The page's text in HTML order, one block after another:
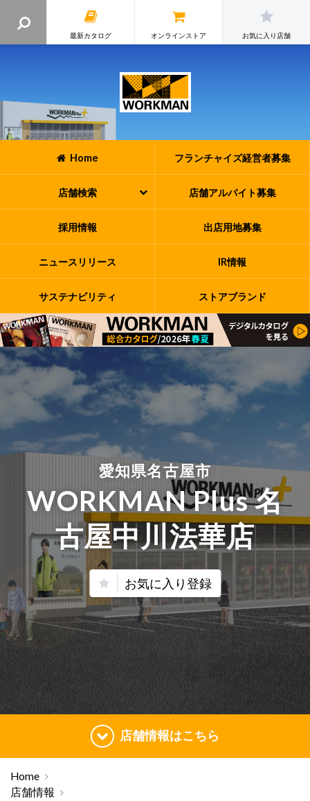
最新カタログ オンラインストア お気に入り店舗
Home フランチャイズ経営者募集
店舗検索 店舗アルバイト募集
採用情報 出店用地募集
ニュースリリース IR情報
サステナビリティ ストアブランド
愛知県名古屋市
WORKMAN Plus 名
古屋中川法華店
お気に入り登録
店舗情報はこちら
Home
店舗情報